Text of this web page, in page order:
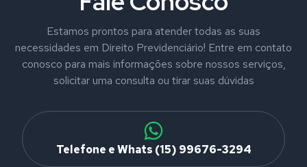
Estamos prontos para atender todas as suas
necessidades em Direito Previdenciário! Entre em contato
conosco para mais informações sobre nossos serviços,
solicitar uma consulta ou tirar suas dúvidas
Telefone e Whats (15) 99676-3294